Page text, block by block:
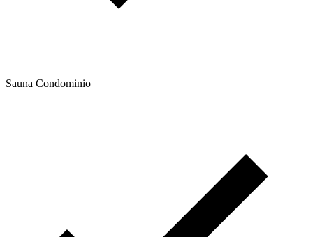
Sauna Condominio